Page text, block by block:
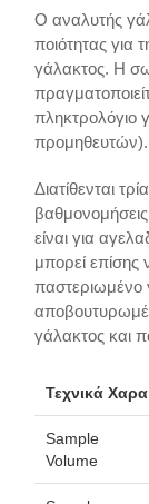
Ο αναλυτής
ποιότητας για
γάλακτος. Η
πληκτρολόγιο
προμηθευτών).
Διατίθενται
είναι για
μπορεί
παστεριωμένο
γάλακτος και
Τεχνικά
Sample
Volume